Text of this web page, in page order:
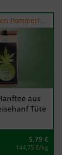
Kräutergarten Pommerland
aus
Tüte
5,79 €
144,75 €/kg